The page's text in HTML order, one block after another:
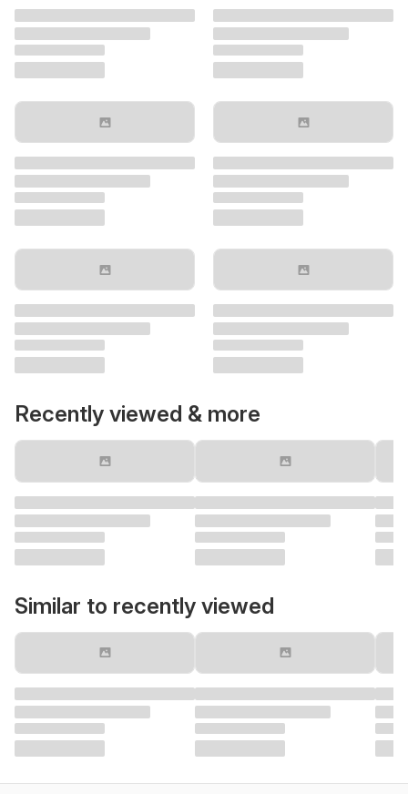
Recently viewed & more
Similar to recently viewed